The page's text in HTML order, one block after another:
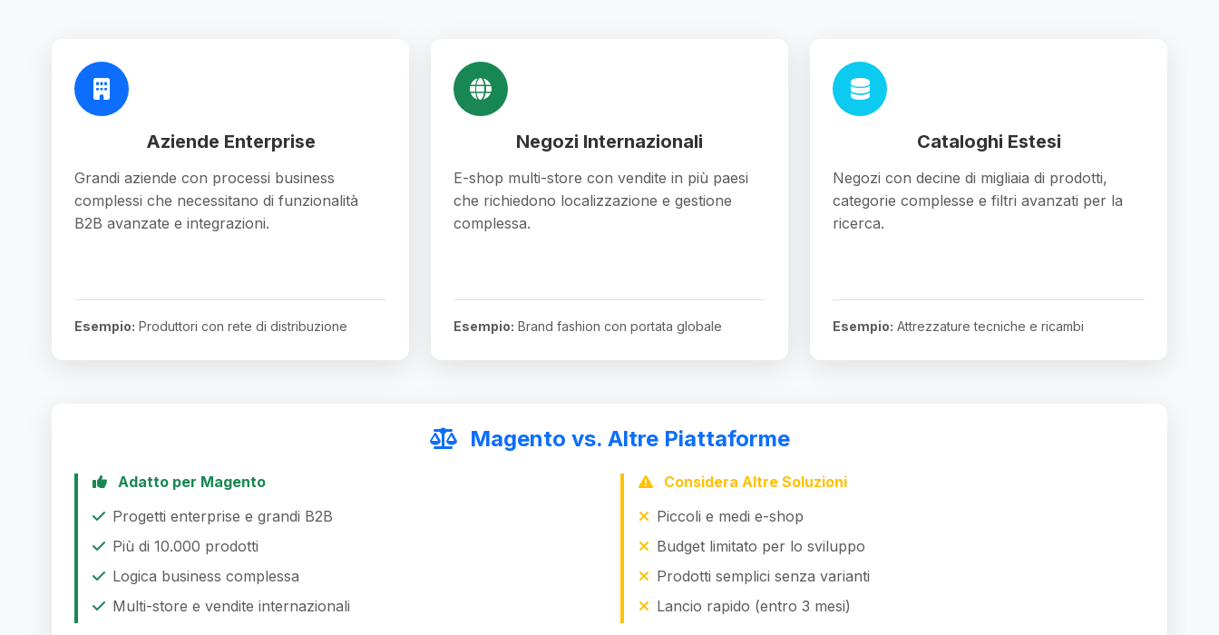
Aziende Enterprise
Grandi aziende con processi business
complessi che necessitano di funzionalità
B2B avanzate e integrazioni.
Esempio: Produttori con rete di distribuzione
Negozi Internazionali
E-shop multi-store con vendite in più paesi
che richiedono localizzazione e gestione
complessa.
Esempio: Brand fashion con portata globale
Cataloghi Estesi
Negozi con decine di migliaia di prodotti,
categorie complesse e filtri avanzati per la
ricerca.
Esempio: Attrezzature tecniche e ricambi
Magento vs. Altre Piattaforme
Adatto per Magento
Progetti enterprise e grandi B2B
Più di 10.000 prodotti
Logica business complessa
Multi-store e vendite internazionali
Considera Altre Soluzioni
Piccoli e medi e-shop
Budget limitato per lo sviluppo
Prodotti semplici senza varianti
Lancio rapido (entro 3 mesi)